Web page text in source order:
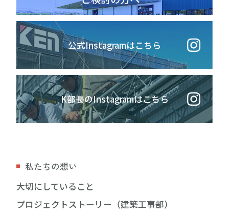
公式Instagramはこちら
K部長のInstagramはこちら
私たちの想い
大切にしていること
プロジェクトストーリー（建築工事部）